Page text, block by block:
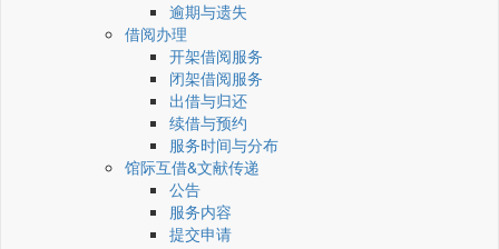
逾期与遗失
借阅办理
开架借阅服务
闭架借阅服务
出借与归还
续借与预约
服务时间与分布
馆际互借&文献传递
公告
服务内容
提交申请